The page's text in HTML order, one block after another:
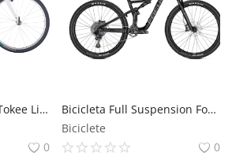
Bicicleta Copii Bulls Tokee Lite 24 - 24 Inch, XS, Rosu Bulls
0
Bicicleta Full Suspension Focus Jam 8.8 - 29 inch, L, Carbon Black, Reambalat Focus
Biciclete
0